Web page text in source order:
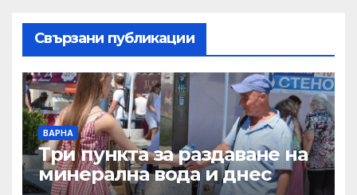
Свързани публикации
ВАРНА
Три пункта за раздаване на
минерална вода и днес